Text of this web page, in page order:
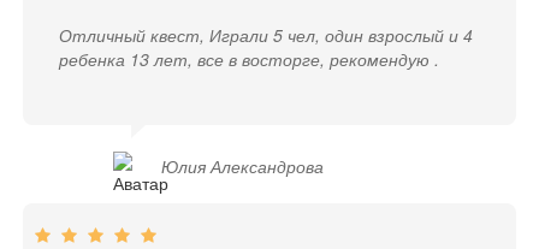
Отличный квест, Играли 5 чел, один взрослый и 4
ребенка 13 лет, все в восторге, рекомендую .
Юлия Александрова